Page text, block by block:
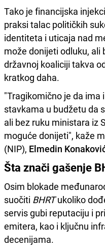
Tako je financijska
praksi talac političkih
identiteta i uticaja nad
može donijeti odluku, ali
državnoj koaliciji takva
kratkog daha.
"Tragikomično je da ima
stavkama u budžetu da
ali bez ruku ministara iz
moguće donijeti", kaže
(NIP), Elmedin
Šta znači gašenje
Osim blokade
suočiti BHRTukoliko
servis gubi reputaciju i
emitera, kao i ključnu
decenijama.